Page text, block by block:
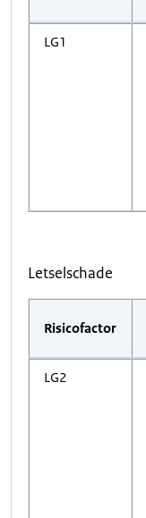
LG1
Letselschade
Risicofactor
LG2